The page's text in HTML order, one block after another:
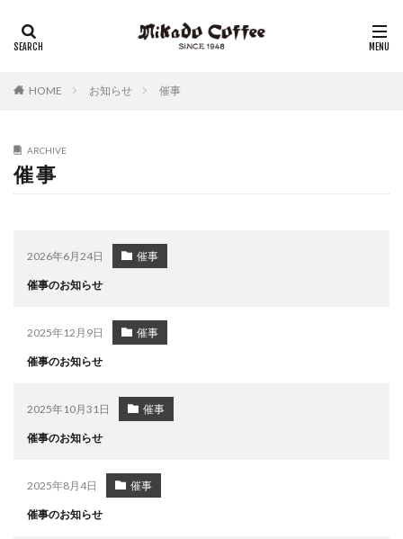
HOME お知らせ 催事
ARCHIVE
催事
2026年6月24日 催事
催事のお知らせ
2025年12月9日 催事
催事のお知らせ
2025年10月31日 催事
催事のお知らせ
2025年8月4日 催事
催事のお知らせ
リキッドコーヒー アイスコーヒー
チーズケーキ